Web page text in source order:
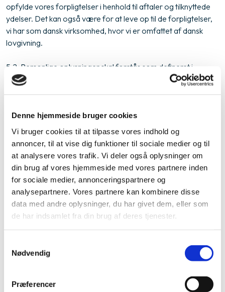
Denne hjemmeside bruger cookies
Vi bruger cookies til at tilpasse vores indhold og
annoncer, til at vise dig funktioner til sociale medier og til
at analysere vores trafik. Vi deler også oplysninger om
din brug af vores hjemmeside med vores partnere inden
for sociale medier, annonceringspartnere og
analysepartnere. Vores partnere kan kombinere disse
data med andre oplysninger, du har givet dem, eller som
de har indsamlet fra din brug af deres tjenester.
Nødvendig
Præferencer
opfylde vores forpligtelser i henhold til aftaler og tilknyttede
ydelser. Det kan også være for at leve op til de forpligtelser,
vi har som dansk virksomhed, hvor vi er omfattet af dansk
lovgivning.
5.2. Personlige oplysninger skal forstås som defineret i
persondatalovgivningen.
personoplysninger. Vi videregiver desuden ikke dine
personlige oplysninger uden dit samtykke, medmindre vi er
forpligtet til det i medfør af lovgivningen.
5.4. Er du kunde anvender vi dine personlige oplysninger til at:
Fremsende ordrebekræftelse, adgangskoder og
brugervejledninger til dig
Give dig kundeservice, support, svare på spørgsmål og
Håndtere administration af kundeforholdet til dig
priser, systemopdateringer, nedetider m.v. via e-mail.